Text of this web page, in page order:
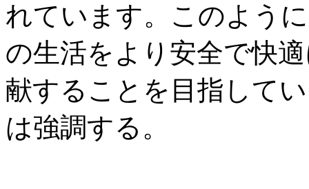
れています。このよう
の生活をより安全で快
献することを目指して
は強調する。